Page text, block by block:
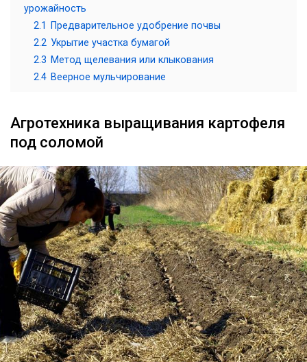
урожайность
2.1
Предварительное удобрение почвы
2.2 Укрытие участка бумагой
2.3 Метод щелевания или клыкования
2.4 Веерное мульчирование
Агротехника выращивания картофеля
под соломой